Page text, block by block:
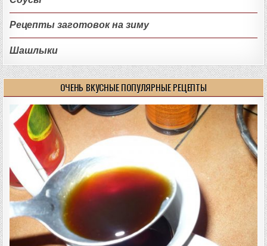
Рецепты заготовок на зиму
Шашлыки
ОЧЕНЬ ВКУСНЫЕ ПОПУЛЯРНЫЕ РЕЦЕПТЫ